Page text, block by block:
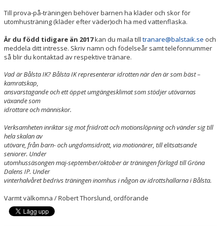
REGIONMÄSTERSKAPEN 2026
Till prova-på-träningen behöver barnen ha kläder och skor för
utomhusträning (kläder efter väder)och ha med vattenflaska.
Är du född tidigare än 2017kan du maila till tranare@balstaik.se och
meddela ditt intresse. Skriv namn och födelseår samt telefonnummer
så blir du kontaktad av respektive tränare.
Vad är Bålsta IK? Bålsta IK representerar idrotten när den är som bäst –
kamratskap,
ansvarstagande och ett öppet umgängesklimat som stödjer utövarnas
växande som
idrottare och människor.
Verksamheten inriktar sig mot friidrott och motionslöpning och vänder sig till
hela skalan av
utövare, från barn- och ungdomsidrott, via motionärer, till elitsatsande
seniorer. Under
utomhussäsongen maj-september/oktober är träningen förlagd till Gröna
Dalens IP. Under
vinterhalvåret bedrivs träningen inomhus i någon av idrottshallarna i Bålsta.
Varmt välkomna / Robert Thorslund, ordförande